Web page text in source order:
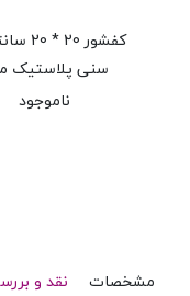
کفشور
سنی پلاستیک
اسپایدر
ناموجود
مشخصات نقد و